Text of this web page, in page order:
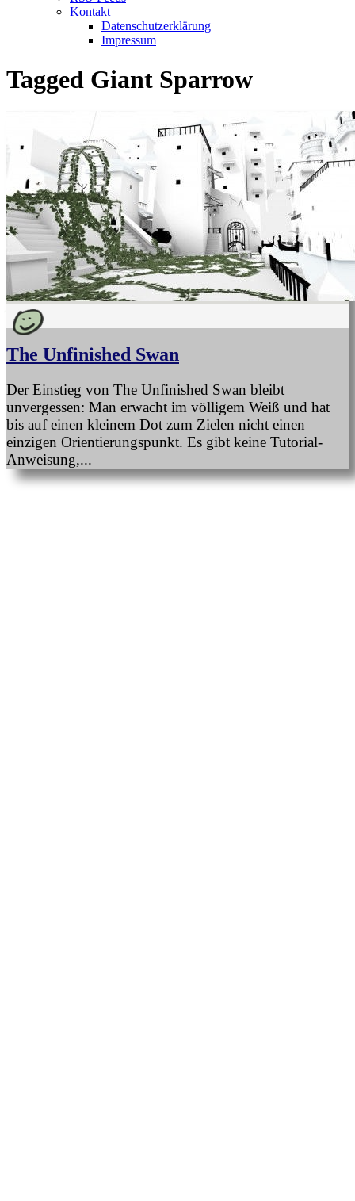
Kontakt
Datenschutzerklärung
Impressum
Tagged Giant Sparrow
The Unfinished Swan
Der Einstieg von The Unfinished Swan bleibt
unvergessen: Man erwacht im völligem Weiß und hat
bis auf einen kleinem Dot zum Zielen nicht einen
einzigen Orientierungspunkt. Es gibt keine Tutorial-
Anweisung,...